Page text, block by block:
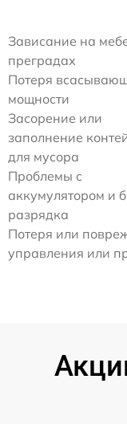
Зависание на
преградах
Потеря
мощности
Засорение или
заполнение
для мусора
Проблемы с
аккумулятором и
разрядка
Потеря или
управления или